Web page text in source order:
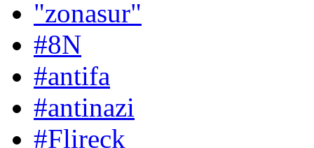
"zonasur"
#8N
#antifa
#antinazi
#Flireck